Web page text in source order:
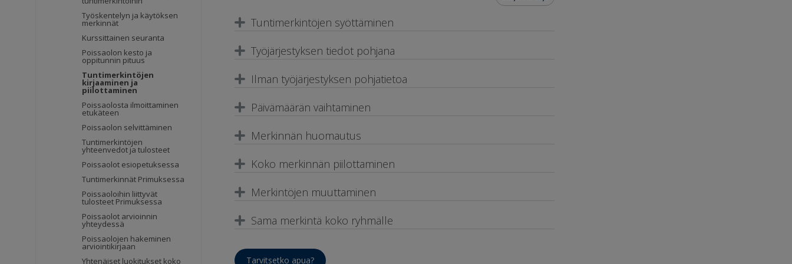
Työskentelyn ja käytöksen
merkinnät
Kurssittainen seuranta
Poissaolon kesto ja
oppitunnin pituus
Tuntimerkintöjen
kirjaaminen ja
piilottaminen
Poissaolosta ilmoittaminen
etukäteen
Poissaolon selvittäminen
Tuntimerkintöjen
yhteenvedot ja tulosteet
Poissaolot esiopetuksessa
Tuntimerkinnät Primuksessa
Poissaoloihin liittyvät
tulosteet Primuksessa
Poissaolot arvioinnin
yhteydessä
Poissaolojen hakeminen
arviointikirjaan
Yhtenäiset luokitukset koko
Tuntimerkintöjen syöttäminen
Työjärjestyksen tiedot pohjana
Ilman työjärjestyksen pohjatietoa
Päivämäärän vaihtaminen
Merkinnän huomautus
Koko merkinnän piilottaminen
Merkintöjen muuttaminen
Sama merkintä koko ryhmälle
Tarvitsetko apua?